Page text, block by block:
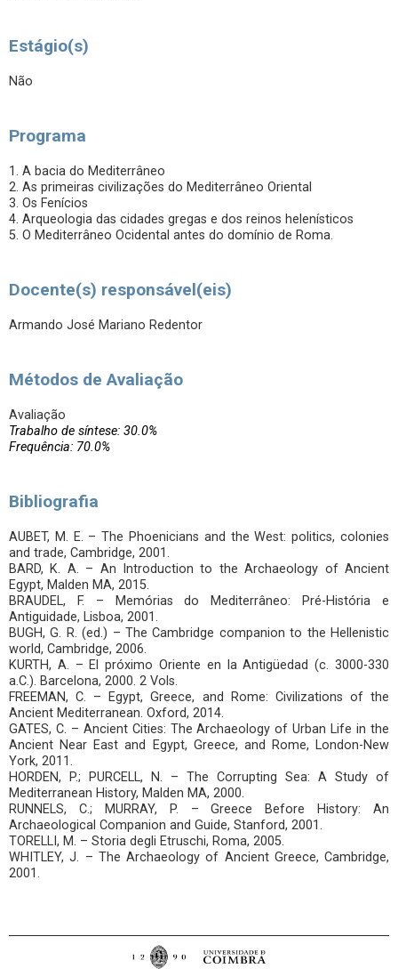
Estágio(s)
Não
Programa
1. A bacia do Mediterrâneo
2. As primeiras civilizações do Mediterrâneo Oriental
3. Os Fenícios
4. Arqueologia das cidades gregas e dos reinos helenísticos
5. O Mediterrâneo Ocidental antes do domínio de Roma.
Docente(s) responsável(eis)
Armando José Mariano Redentor
Métodos de Avaliação
Avaliação
Trabalho de síntese: 30.0%
Frequência: 70.0%
Bibliografia
AUBET, M. E. – The Phoenicians and the West: politics, colonies
and trade, Cambridge, 2001.
BARD, K. A. – An Introduction to the Archaeology of Ancient
Egypt, Malden MA, 2015.
BRAUDEL, F. – Memórias do Mediterrâneo: Pré-História e
Antiguidade, Lisboa, 2001.
BUGH, G. R. (ed.) – The Cambridge companion to the Hellenistic
world, Cambridge, 2006.
KURTH, A. – El próximo Oriente en la Antigüedad (c. 3000-330
a.C.). Barcelona, 2000. 2 Vols.
FREEMAN, C. – Egypt, Greece, and Rome: Civilizations of the
Ancient Mediterranean. Oxford, 2014.
GATES, C. – Ancient Cities: The Archaeology of Urban Life in the
Ancient Near East and Egypt, Greece, and Rome, London-New
York, 2011.
HORDEN, P.; PURCELL, N. – The Corrupting Sea: A Study of
Mediterranean History, Malden MA, 2000.
RUNNELS, C.; MURRAY, P. – Greece Before History: An
Archaeological Companion and Guide, Stanford, 2001.
TORELLI, M. – Storia degli Etruschi, Roma, 2005.
WHITLEY, J. – The Archaeology of Ancient Greece, Cambridge,
2001.